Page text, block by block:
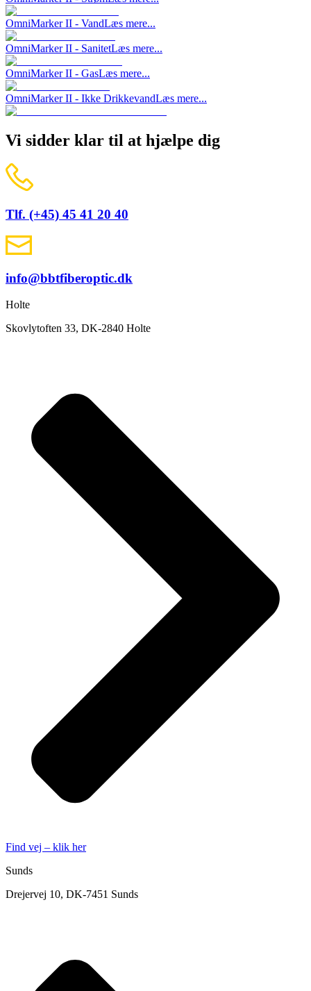
OmniMarker II - VandLæs mere...
OmniMarker II - SanitetLæs mere...
OmniMarker II - GasLæs mere...
OmniMarker II - Ikke DrikkevandLæs mere...
Vi sidder klar til at hjælpe dig
Tlf. (+45) 45 41 20 40
info@bbtfiberoptic.dk
Holte
Skovlytoften 33, DK-2840 Holte
Find vej – klik her
Sunds
Drejervej 10, DK-7451 Sunds